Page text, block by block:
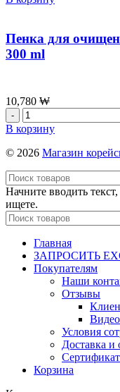
Активирующая
для
лица
First
шт*25г
Пенка для
300 ml
10,780 ₩
Количество
товара
Пенка
для
Cica
Mild
Foam
Cleanser
-
300
ml
В корзину
© 2026 Магазин
Начните вводить
ищете.
Главная
ЗАПРОСИТЬ
Покупателям
Наши
Отзывы
Условия
Доставка и
Корзина